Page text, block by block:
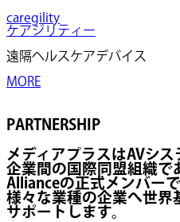
caregility
ケアジリティー
遠隔ヘルスケアデバイス
MORE
PARTNERSHIP
メディアプラスはAVシ
企業間の国際同盟組織で
Allianceの正式メンバーで
様々な業種の企業へ世界
サポートします。